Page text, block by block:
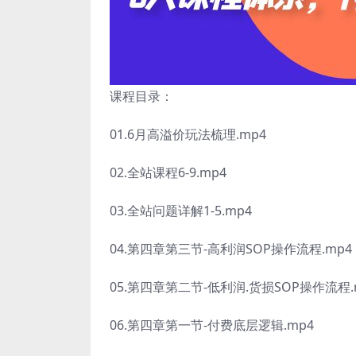
课程目录：
01.6月高溢价玩法梳理.mp4
02.全站课程6-9.mp4
03.全站问题详解1-5.mp4
04.第四章第三节-高利润SOP操作流程.mp4
05.第四章第二节-低利润.货损SOP操作流程
06.第四章第一节-付费底层逻辑.mp4